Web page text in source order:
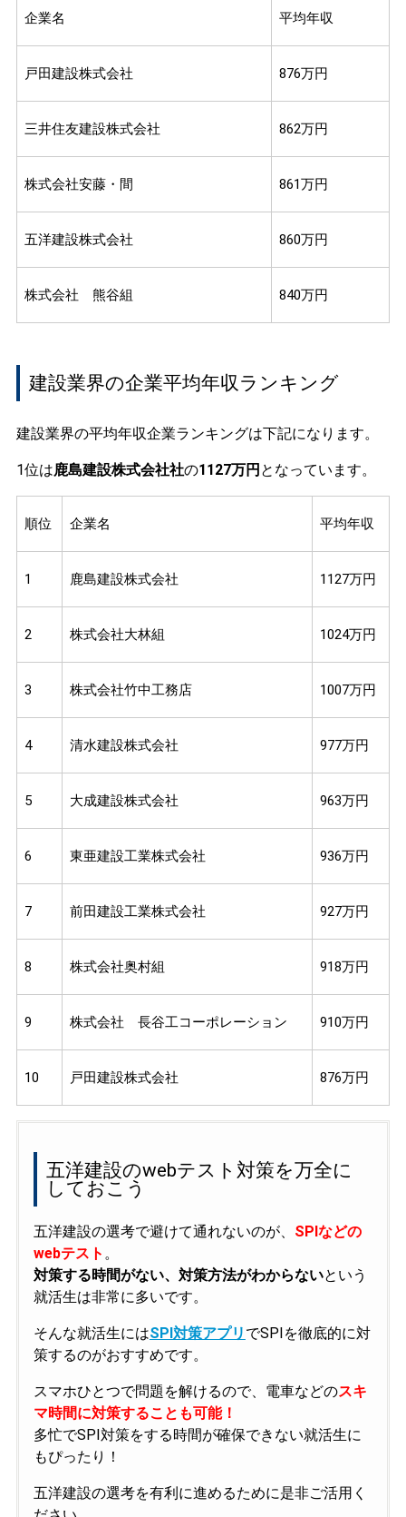
企業名 平均年収
戸田建設株式会社 876万円
三井住友建設株式会社 862万円
株式会社安藤・間 861万円
五洋建設株式会社 860万円
株式会社 熊谷組 840万円
建設業界の企業平均年収ランキング
建設業界の平均年収企業ランキングは下記になります。
1位は鹿島建設株式会社社の1127万円 となっています。
順位 企業名 平均年収
1 鹿島建設株式会社 1127万円
2 株式会社大林組 1024万円
3 株式会社竹中工務店 1007万円
4 清水建設株式会社 977万円
5 大成建設株式会社 963万円
6 東亜建設工業株式会社 936万円
7 前田建設工業株式会社 927万円
8 株式会社奥村組 918万円
9 株式会社 長谷工コーポレーション 910万円
10 戸田建設株式会社 876万円
五洋建設のwebテスト対策を万全に
しておこう
五洋建設の選考で避けて通れないのが、 SPIなどの
webテスト 。
対策する時間がない、対策方法がわからないという
就活生は非常に多いです。
そんな就活生にはSPI対策アプリ でSPIを徹底的に対
策するのがおすすめです。
スマホひとつで問題を解けるので、電車などのスキ
マ時間に対策することも可能！
多忙でSPI対策をする時間が確保できない就活生に
もぴったり！
五洋建設の選考を有利に進めるために是非ご活用く